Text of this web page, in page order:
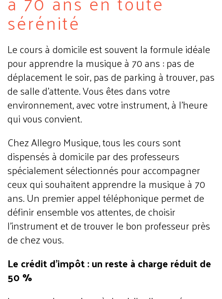
sérénité
Le cours à domicile est souvent la formule idéale
pour apprendre la musique à 70 ans : pas de
déplacement le soir, pas de parking à trouver, pas
de salle d'attente. Vous êtes dans votre
environnement, avec votre instrument, à l'heure
qui vous convient.
Chez Allegro Musique, tous les cours sont
dispensés à domicile par des professeurs
spécialement sélectionnés pour accompagner
ceux qui souhaitent apprendre la musique à 70
ans. Un premier appel téléphonique permet de
définir ensemble vos attentes, de choisir
l'instrument et de trouver le bon professeur près
de chez vous.
Le crédit d'impôt : un reste à charge réduit de
50 %